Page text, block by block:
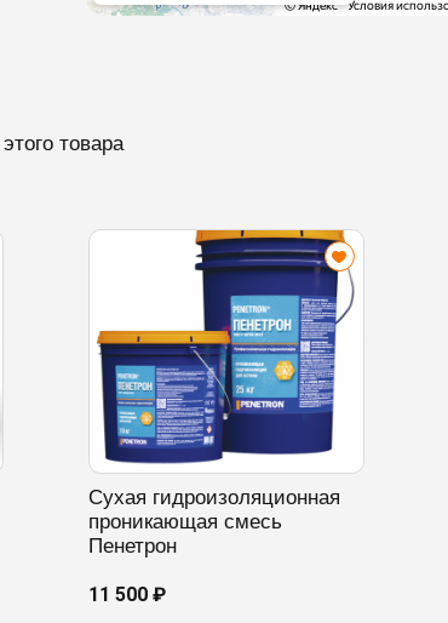
товара
Сухая гидроизоляционная
проникающая смесь
Пенетрон
11 500 ₽